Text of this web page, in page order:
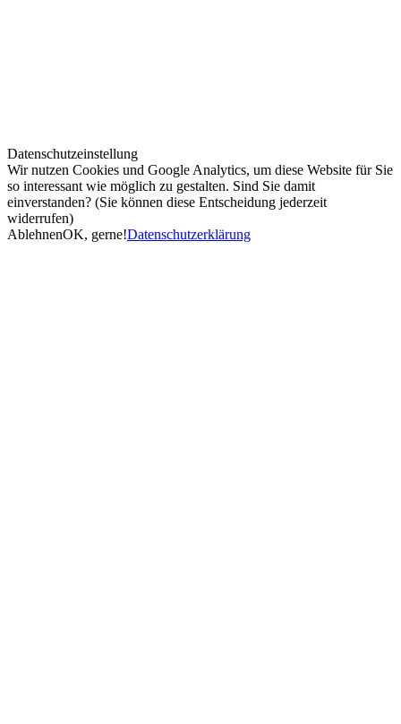
Datenschutzeinstellung
Wir nutzen Cookies und Google Analytics, um diese Website für Sie
so interessant wie möglich zu gestalten. Sind Sie damit
einverstanden? (Sie können diese Entscheidung jederzeit
widerrufen)
AblehnenOK, gerne!Datenschutzerklärung